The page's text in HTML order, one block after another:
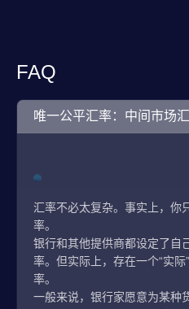
FAQ
唯一公平汇率：中间市场
汇率不必太复杂。事实上，你
率。
银行和其他提供商都设定了自
率。但实际上，存在一个“实
率。
一般来说，银行家愿意为某种